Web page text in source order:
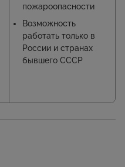
пожароопасности
Возможность
работать только в
России и странах
бывшего СССР